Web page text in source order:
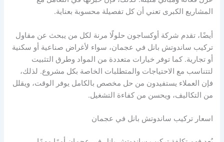
المشاريع الكبرى تعني أن كل تفصيلة محسوبة بعناية.
أيضًا، تقدم شركة أوكساجون حلولًا مرنة لكل من يبحث عن مقاول
تركيب ساندوتش بانل في عجمان، سواء لأغراض صناعية أو سكنية
أو تجارية. كما توفر خيارات متعددة من المواد وطرق التثبيت
لتتناسب مع الاحتياجات والمتطلبات الخاصة بكل مشروع. لذلك،
فإن العملاء يستفيدون من حل مخصص بالكامل يوفر الوقت، ويقلل
من التكاليف، ويحسن من كفاءة التشغيل.
اسعار تركيب ساندوتش بانل في عجمان